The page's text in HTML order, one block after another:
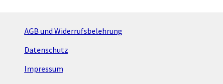
AGB und Widerrufsbelehrung
Datenschutz
Impressum